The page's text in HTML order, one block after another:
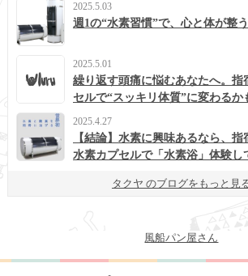
2025.5.03
週1の“水素習慣”で、心と体が整う
2025.5.01
繰り返す頭痛に悩むあなたへ。
セルで“スッキリ体質”に変わるか
2025.4.27
【結論】水素に興味あるなら、
水素カプセルで「水素浴」体験し
タクヤ のブログをもっと見
風船パン屋さん